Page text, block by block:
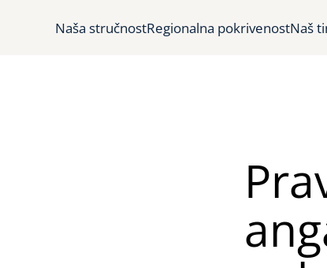
Naša stručnostRegionalna pokrivenostNaš